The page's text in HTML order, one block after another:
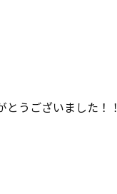
うございました！！